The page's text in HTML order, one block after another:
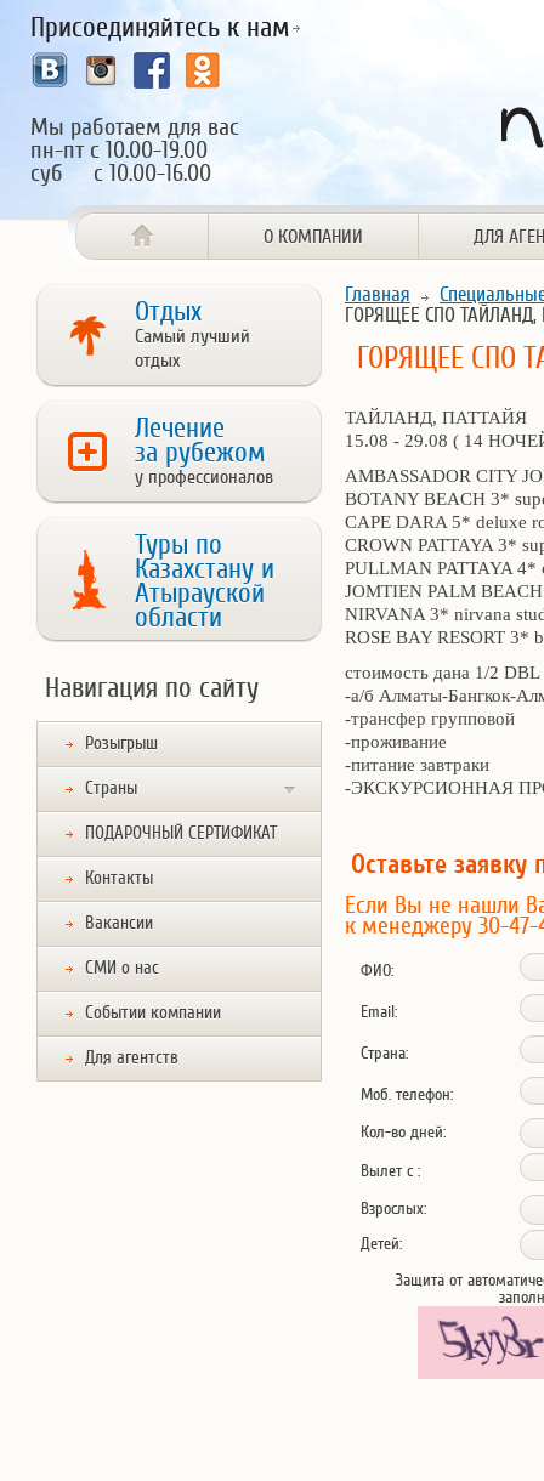
Присоединяйтесь к нам
Мы работаем для вас
пн-пт с 10.00-19.00
суб с 10.00-16.00
О КОМПАНИИ ДЛЯ
Отдых
Самый лучший
отдых
Лечение
за рубежом
у профессионалов
Туры по
Казахстану и
Атырауской
области
Навигация по сайту
Розыгрыш
Страны
ПОДАРОЧНЫЙ СЕРТИФИКАТ
Контакты
Вакансии
СМИ о нас
Событии компании
Для агентств
Главная
ГОРЯЩЕЕ СПО ТАЙЛАНД,
ГОРЯЩЕЕ СПО
ТАЙЛАНД, ПАТТАЙЯ
15.08 - 29.08 ( 14
AMBASSADOR CITY
BOTANY BEACH 3*
CAPE DARA 5* deluxe
CROWN PATTAYA 3*
PULLMAN PATTAYA 4*
JOMTIEN PALM
NIRVANA 3* nirvana
ROSE BAY RESORT 3*
стоимость дана 1/2 DBL
-а/б Алматы-Бангкок-
-трансфер групповой
-проживание
-питание завтраки
-ЭКСКУРСИОННАЯ
Оставьте заявку
Если Вы не нашли
к менеджеру 30-47-
ФИО:
Email:
Страна:
Моб. телефон:
Кол-во дней:
Вылет с :
Взрослых:
Детей:
Защита от